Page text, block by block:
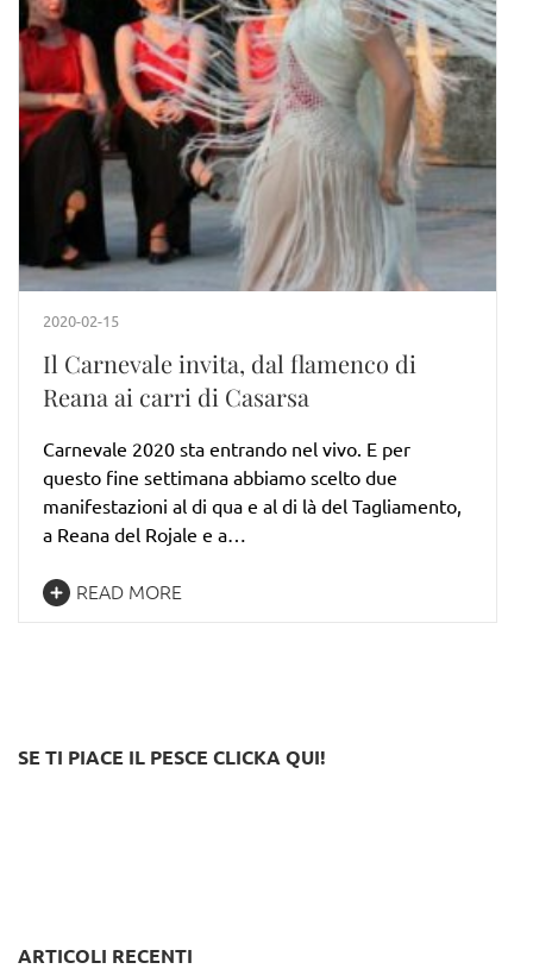
2020-02-15
Il Carnevale invita, dal flamenco di
Reana ai carri di Casarsa
Carnevale 2020 sta entrando nel vivo. E per
questo fine settimana abbiamo scelto due
manifestazioni al di qua e al di là del Tagliamento,
a Reana del Rojale e a…
READ MORE
SE TI PIACE IL PESCE CLICKA QUI!
ARTICOLI RECENTI